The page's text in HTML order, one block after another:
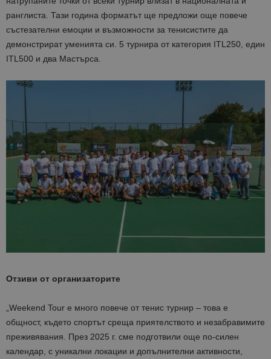
ранглиста. Тази година форматът ще предложи още повече
състезателни емоции и възможности за тенисистите да
демонстрират уменията си. 5 турнира от категория ITL250, един
ITL500 и два Мастърса.
Отзиви от организаторите
„Weekend Tour е много повече от тенис турнир – това е
общност, където спортът среща приятелството и незабравимите
преживявания. През 2025 г. сме подготвили още по-силен
календар, с уникални локации и допълнителни активности,